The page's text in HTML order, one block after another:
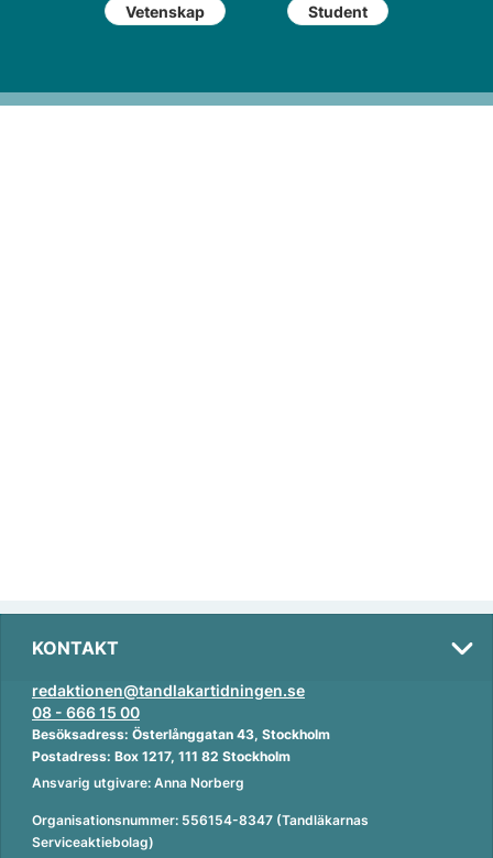
Vetenskap Student
KONTAKT
redaktionen@tandlakartidningen.se
08 - 666 15 00
Besöksadress: Österlånggatan 43, Stockholm
Postadress: Box 1217, 111 82 Stockholm
Ansvarig utgivare: Anna Norberg
Organisationsnummer: 556154-8347 (Tandläkarnas
Serviceaktiebolag)